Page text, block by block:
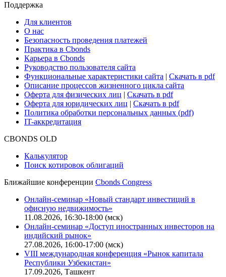
Поддержка
Для клиентов
О нас
Безопасность проведения платежей
Практика в Cbonds
Карьера в Cbonds
Руководство пользователя сайта
Функциональные характеристики сайта | Скачать в pdf
Описание процессов жизненного цикла сайта
Оферта для физических лиц | Скачать в pdf
Оферта для юридических лиц | Скачать в pdf
Политика обработки персональных данных (pdf)
IT-аккредитация
CBONDS OLD
Калькулятор
Поиск котировок облигаций
Ближайшие конференции Cbonds Congress
Онлайн-семинар «Новый стандарт инвестиций в
офисную недвижимость»
11.08.2026, 16:30-18:00 (мск)
Онлайн-семинар «Доступ иностранных инвесторов на
индийский рынок»
27.08.2026, 16:00-17:00 (мск)
VIII международная конференция «Рынок капитала
Республики Узбекистан»
17.09.2026, Ташкент